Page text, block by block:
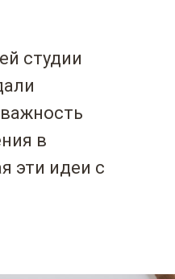
студии
в
эти идеи с